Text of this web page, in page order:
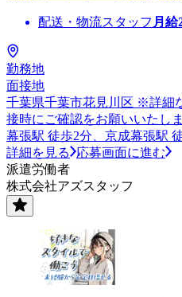
配送・物流スタッフ 月給
勤務地
面接地
千葉県千葉市花見川区 ※詳細
接時にご確認をお願いいたし
幕張駅 徒歩2分、京成幕張駅
詳細を見る
応募画面に進む
派遣労働者
株式会社アズスタッフ